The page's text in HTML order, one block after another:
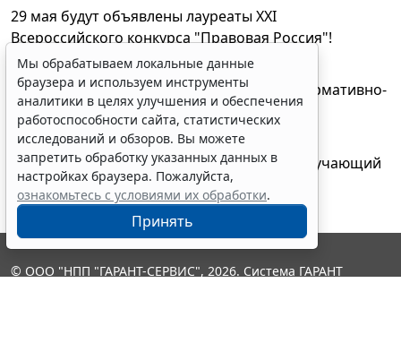
29 мая будут объявлены лауреаты XXI
Всероссийского конкурса "Правовая Россия"!
27 мая 2026
AI-ассистент Искра теперь анализирует нормативно-
техническую документацию
28 апреля 2026
"ГАРАНТ Электронный экспресс" провел обучающий
вебинар по работе с AI-ассистентом Искра
23 апреля 2026
Мы обрабатываем локальные данные
браузера и используем инструменты
аналитики в целях улучшения и обеспечения
работоспособности сайта, статистических
исследований и обзоров. Вы можете
запретить обработку указанных данных в
настройках браузера. Пожалуйста,
ознакомьтесь с условиями их обработки.
Принять
© ООО "НПП "ГАРАНТ-СЕРВИС", 2026. Система ГАРАНТ